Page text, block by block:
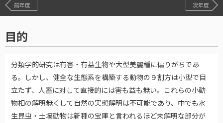
前年度 次年度
目的
分類学的研究は有害・有益生物や大型美麗種に偏りがちであ
る。しかし、健全な生態系を構築する動物の９割方は小型で目
立たず、人畜に対して直接的には害も益も無い。これらの小動
物相の解明無くして自然の実態解明は不可能であり、中でも水
生昆虫・土壌動物は新種の宝庫と言われるほど未解明な部分が